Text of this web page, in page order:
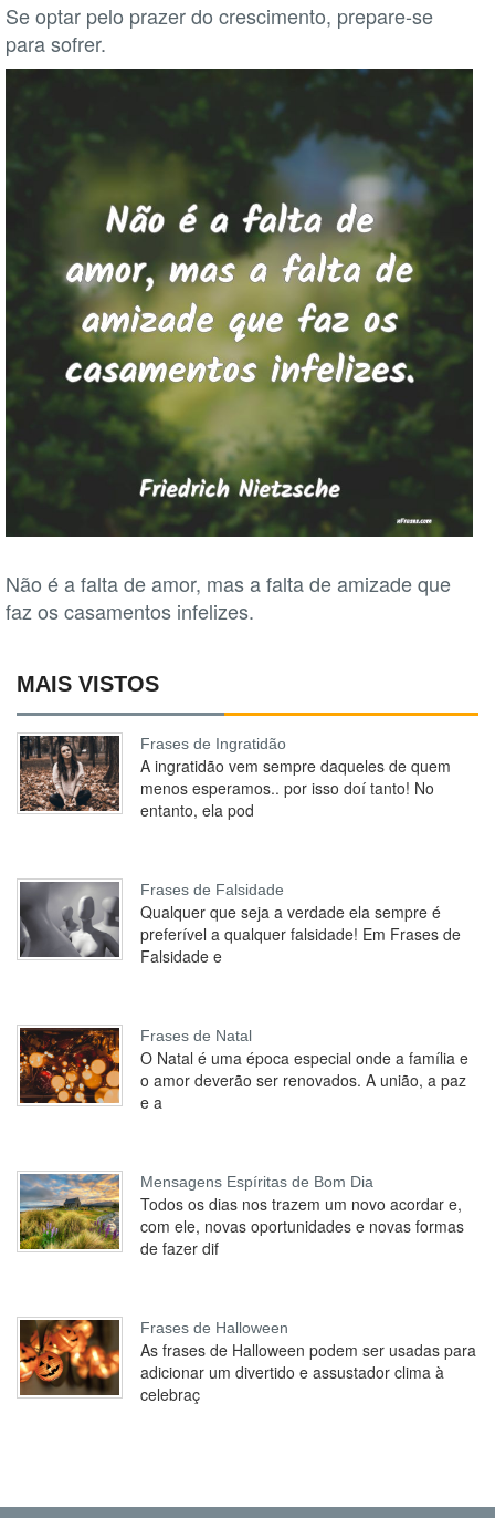
Se optar pelo prazer do crescimento, prepare-se
para sofrer.
Não é a falta de amor, mas a falta de amizade que
faz os casamentos infelizes.
MAIS VISTOS
Frases de Ingratidão
A ingratidão vem sempre daqueles de quem
menos esperamos.. por isso doí tanto! No
entanto, ela pod
Frases de Falsidade
Qualquer que seja a verdade ela sempre é
preferível a qualquer falsidade! Em Frases de
Falsidade e
Frases de Natal
O Natal é uma época especial onde a família e
o amor deverão ser renovados. A união, a paz
e a
Mensagens Espíritas de Bom Dia
Todos os dias nos trazem um novo acordar e,
com ele, novas oportunidades e novas formas
de fazer dif
Frases de Halloween
As frases de Halloween podem ser usadas para
adicionar um divertido e assustador clima à
celebraç